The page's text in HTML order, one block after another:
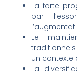
La forte
par
Le
un contexte
La